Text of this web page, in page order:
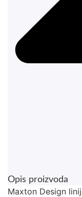
Opis proizvoda
Maxton Design